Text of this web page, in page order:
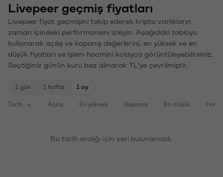
Livepeer geçmiş fiyatları
Livepeer fiyat geçmişini takip ederek kripto varlıkların
zaman içindeki performansını izleyin. Aşağıdaki tabloyu
kullanarak açılış ve kapanış değerlerini, en yüksek ve en
düşük fiyatları ve işlem hacmini kolayca görüntüleyebilirsiniz.
Seçtiğiniz günün kuru baz alınarak TL'ye çevrilmiştir.
1 gün 1 hafta 1 ay
Tarih Açılış En yüksek Kapanış En düşük
Bu tarih aralığı için veri bulunamadı.